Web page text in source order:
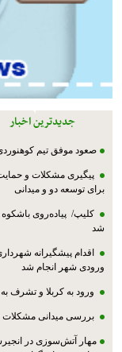
جدیدترین اخبار
صعود موفق تیم کوهنوردی بختگان
پیگیری مشکلات و
برای توسعه دو و میدانی
کلیپ/ پیاده‌روی باشکوه
شد
اقدام پیشگیرانه
ورودی شهر انجام شد
ورود به کربلا و تشرف
بررسی میدانی مشکلات